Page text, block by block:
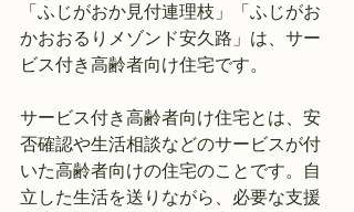
「ふじがおか見付連理枝」「ふじがお
かおおるりメゾンド安久路」は、サー
ビス付き高齢者向け住宅です。
サービス付き高齢者向け住宅とは、安
否確認や生活相談などのサービスが付
いた高齢者向けの住宅のことです。自
立した生活を送りながら、必要な支援